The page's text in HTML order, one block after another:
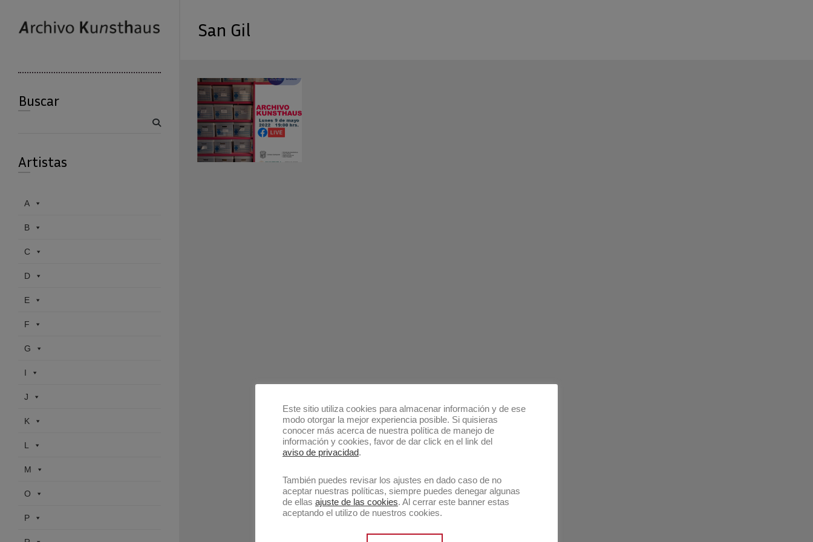
San Gil
Buscar
Artistas
A
B
C
D
E
F
G
I
J
K
L
M
O
P
Este sitio utiliza cookies para almacenar información y de ese
modo otorgar la mejor experiencia posible. Si quisieras
conocer más acerca de nuestra política de manejo de
información y cookies, favor de dar click en el link del
aviso de privacidad.
También puedes revisar los ajustes en dado caso de no
aceptar nuestras políticas, siempre puedes denegar algunas
de ellas ajuste de las cookies. Al cerrar este banner estas
aceptando el utilizo de nuestros cookies.